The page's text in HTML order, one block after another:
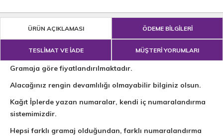
ÜRÜN AÇIKLAMASI ÖDEME BİLGİLERİ
TESLİMAT VE İADE MÜŞTERİ YORUMLARI
Gramaja göre fiyatlandırılmaktadır.
Alacağınız rengin devamlılığı olmayabilir bilginiz olsun.
Kağıt İplerde yazan numaralar, kendi iç numaralandırma
sistemimizdir.
Hepsi farklı gramaj olduğundan, farklı numaralandırma